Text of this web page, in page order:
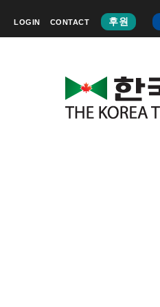
LOGIN CONTACT 후원